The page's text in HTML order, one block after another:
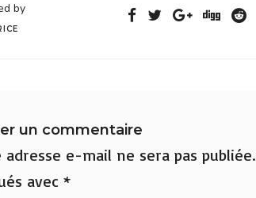
by
un commentaire
adresse e-mail ne sera pas publiée.
avec *